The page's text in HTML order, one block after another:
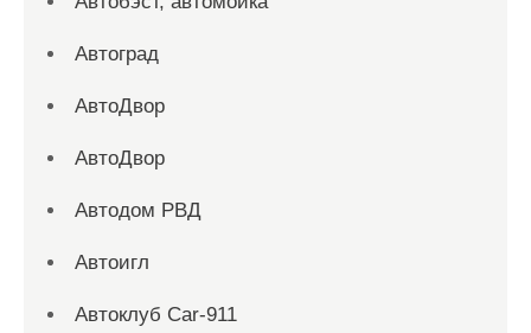
Автоград
АвтоДвор
АвтоДвор
Автодом РВД
Автоигл
Автоклуб Car-911